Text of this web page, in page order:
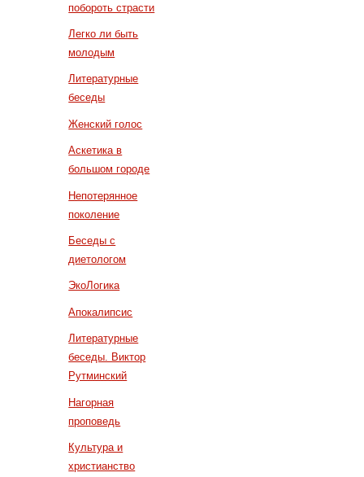
побороть страсти
Легко ли быть
молодым
Литературные
беседы
Женский голос
Аскетика в
большом городе
Непотерянное
поколение
Беседы с
диетологом
ЭкоЛогика
Апокалипсис
Литературные
беседы. Виктор
Рутминский
Нагорная
проповедь
Культура и
христианство